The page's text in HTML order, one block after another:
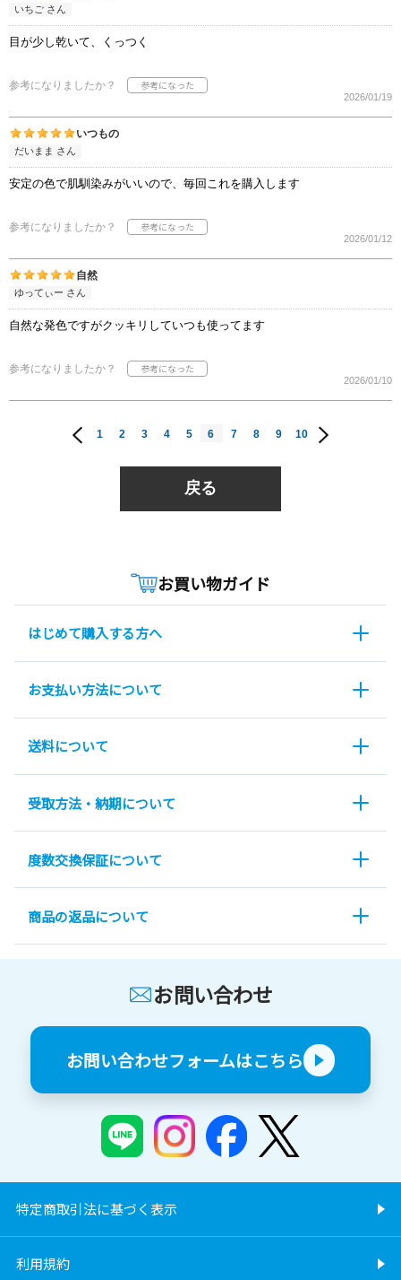
いちご さん
目が少し乾いて、くっつく
参考になりましたか？
2026/01/19
いつもの
だいまま さん
安定の色で肌馴染みがいいので、毎回これを購入します
参考になりましたか？
2026/01/12
自然
ゆってぃー さん
自然な発色ですがクッキリしていつも使ってます
参考になりましたか？
2026/01/10
1 2 3 4 5 6 7 8 9 10
戻る
お買い物ガイド
はじめて購入する方へ
お支払い方法について
送料について
受取方法・納期について
度数交換保証について
商品の返品について
お問い合わせ
お問い合わせフォームはこちら
特定商取引法に基づく表示
利用規約